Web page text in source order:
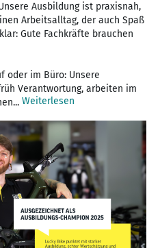
Ausbildung ist praxisnah,
Arbeitsalltag, der auch Spaß
Gute Fachkräfte brauchen
oder im Büro: Unsere
Verantwortung, arbeiten im
Weiterlesen